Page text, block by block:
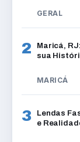
GERAL
2
Maricá,
sua
MARICÁ
3
Lendas
e